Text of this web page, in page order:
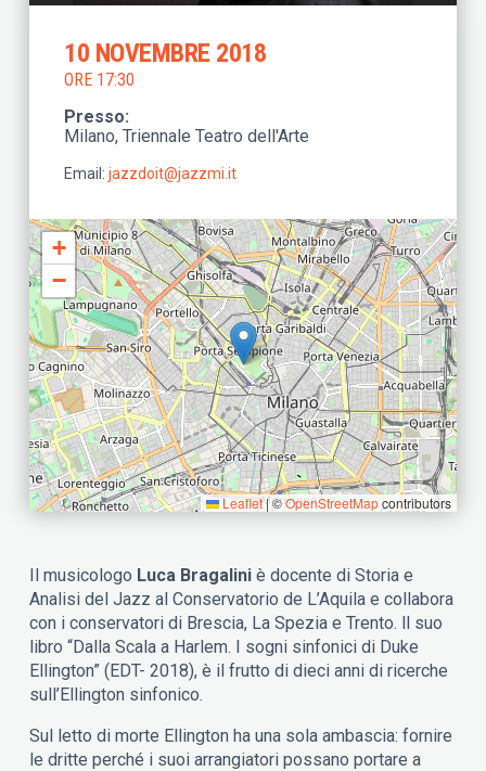
10 NOVEMBRE 2018
ORE 17:30
Presso
Milano, Triennale Teatro dell'Arte
Email jazzdoit@jazzmi.it
+
−
Leaflet|©OpenStreetMapcontributors
Il musicologo Luca Bragaliniè docente di Storia e
Analisi del Jazz al Conservatorio de L’Aquila e collabora
con i conservatori di Brescia, La Spezia e Trento. ll suo
libro “Dalla Scala a Harlem. I sogni sinfonici di Duke
Ellington” (EDT- 2018), è il frutto di dieci anni di ricerche
sull’Ellington sinfonico.
Sul letto di morte Ellington ha una sola ambascia: fornire
le dritte perché i suoi arrangiatori possano portare a